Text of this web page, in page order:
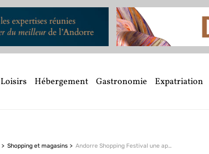
Loisirs Hébergement Gastronomie Expatriation
Shopping et magasins Andorre Shopping Festival une application pour profiter de toutes les promotions